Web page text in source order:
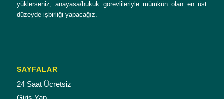
yüklerseniz, anayasa/hukuk görevlileriyle mümkün olan en üst
düzeyde işbirliği yapacağız.
SAYFALAR
24 Saat Ücretsiz